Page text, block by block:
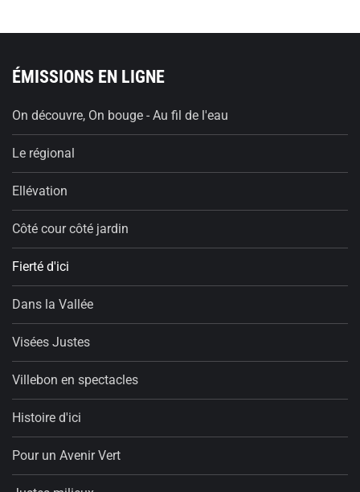
ÉMISSIONS EN LIGNE
On découvre, On bouge - Au fil de l'eau
Le régional
Ellévation
Côté cour côté jardin
Fierté d'ici
Dans la Vallée
Visées Justes
Villebon en spectacles
Histoire d'ici
Pour un Avenir Vert